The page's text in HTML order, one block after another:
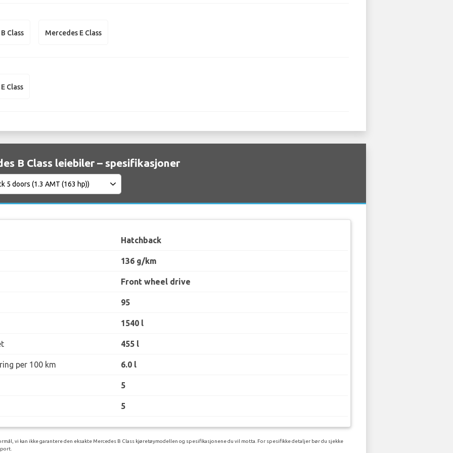
Class Mercedes E Class
Class
B Class leiebiler – spesifikasjoner
Hatchback
136 g/km
Front wheel drive
95
1540 l
455 l
per 100 km 6.0 l
5
5
vi kan ikke garantere den eksakte Mercedes B Class kjøretøymodellen og spesifikasjonene du vil motta. For spesifikke detaljer bør du sjekke